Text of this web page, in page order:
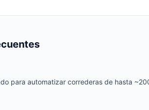
para automatizar correderas de hasta